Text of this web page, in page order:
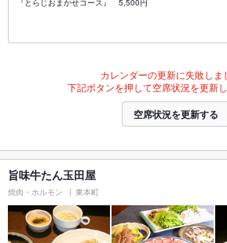
『とらじおまかせコース』 5,500円
カレンダーの更新に失敗しま
下記ボタンを押して空席状況を更新し
空席状況を更新する
旨味牛たん玉田屋
焼肉・ホルモン 東本町